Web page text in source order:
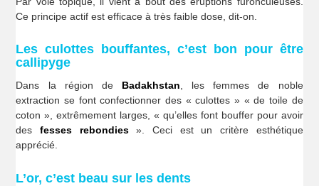
Ce principe actif est efficace à très faible dose, dit-on.
Les culottes bouffantes, c’est bon pour être
callipyge
Dans la région de Badakhstan , les femmes de noble
extraction se font confectionner des « culottes » « de toile de
coton », extrêmement larges, « qu’elles font bouffer pour avoir
des fesses rebondies». Ceci est un critère esthétique
apprécié.
L’or, c’est beau sur les dents